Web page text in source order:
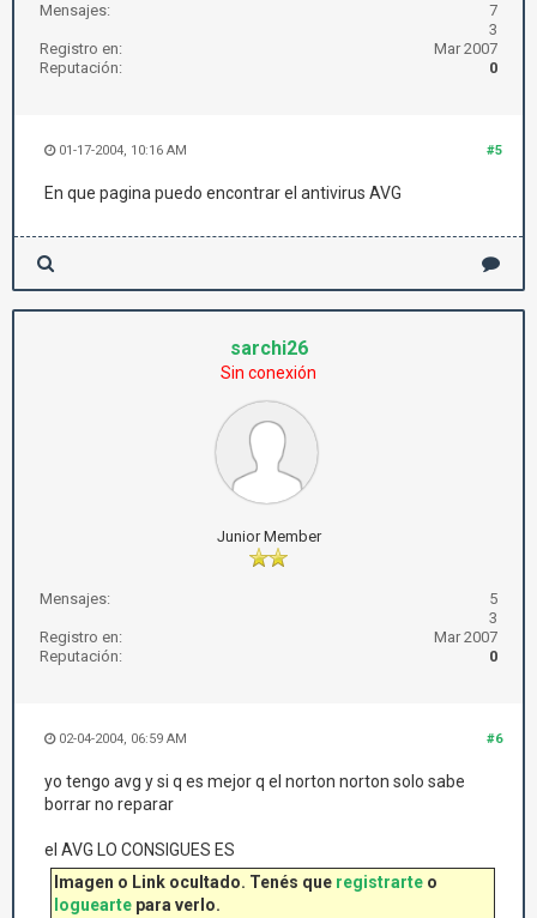
Mensajes:
7
3
Registro en:
Mar 2007
Reputación:
0
#5
01-17-2004, 10:16 AM
En que pagina puedo encontrar el antivirus AVG
sarchi26
Sin conexión
Junior Member
Mensajes:
5
3
Registro en:
Mar 2007
Reputación:
0
#6
02-04-2004, 06:59 AM
yo tengo avg y si q es mejor q el norton norton solo sabe
borrar no reparar
el AVG LO CONSIGUES ES
Imagen o Link ocultado. Tenés que registrarte o
loguearte para verlo.